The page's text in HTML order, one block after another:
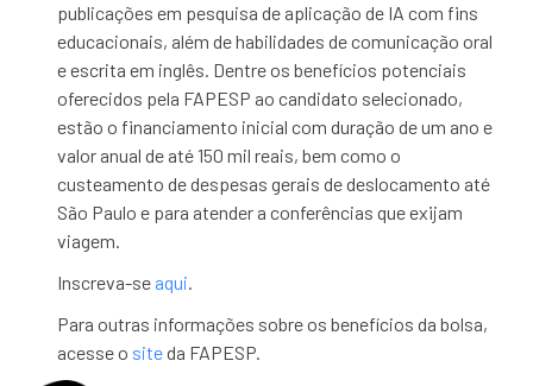
publicações em pesquisa de aplicação de IA com fins
educacionais, além de habilidades de comunicação oral
e escrita em inglês. Dentre os benefícios potenciais
oferecidos pela FAPESP ao candidato selecionado,
estão o financiamento inicial com duração de um ano e
valor anual de até 150 mil reais, bem como o
custeamento de despesas gerais de deslocamento até
São Paulo e para atender a conferências que exijam
viagem.
Inscreva-se aqui.
Para outras informações sobre os benefícios da bolsa,
acesse o siteda FAPESP.